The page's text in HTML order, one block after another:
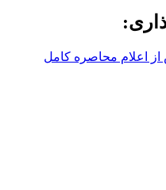
اعلام محاصره کامل